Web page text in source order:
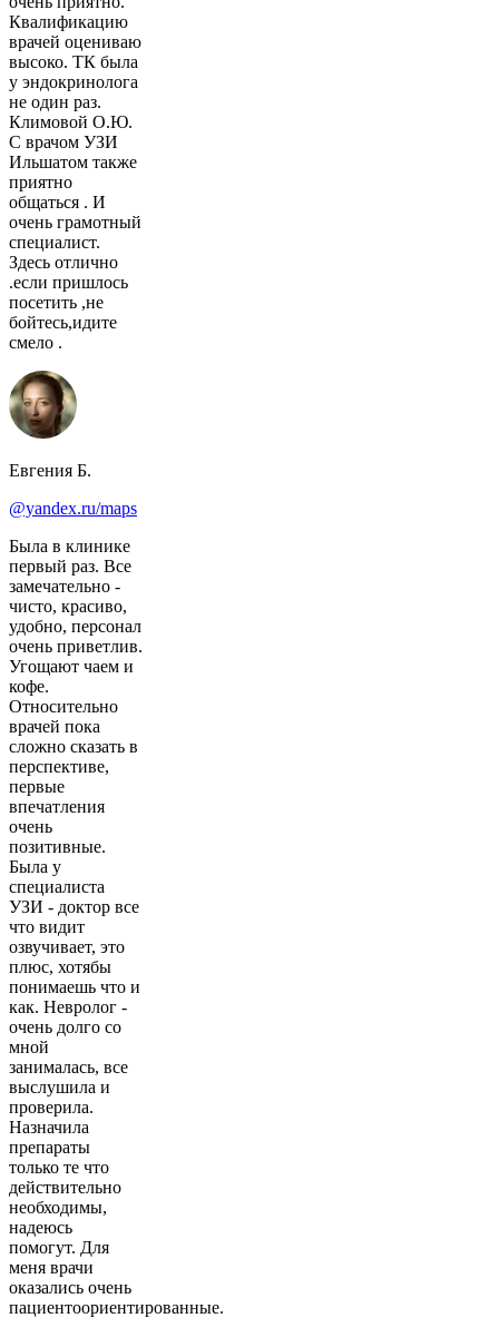
Квалификацию
врачей оцениваю
высоко. ТК была
у эндокринолога
не один раз.
Климовой О.Ю.
С врачом УЗИ
Ильшатом также
приятно
общаться . И
очень грамотный
специалист.
Здесь отлично
.если пришлось
посетить ,не
бойтесь,идите
смело .
Евгения Б.
@yandex.ru/maps
Была в клинике
первый раз. Все
замечательно -
чисто, красиво,
удобно, персонал
очень приветлив.
Угощают чаем и
кофе.
Относительно
врачей пока
сложно сказать в
перспективе,
первые
впечатления
очень
позитивные.
Была у
специалиста
УЗИ - доктор все
что видит
озвучивает, это
плюс, хотябы
понимаешь что и
как. Невролог -
очень долго со
мной
занималась, все
выслушила и
проверила.
Назначила
препараты
только те что
действительно
необходимы,
надеюсь
помогут. Для
меня врачи
оказались очень
пациентоориентированные.